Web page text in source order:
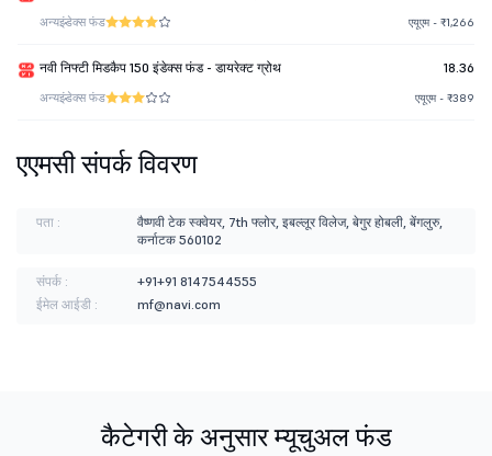
अन्यइंडेक्स फंड एयूएम - ₹1,266
नवी निफ्टी मिडकैप 150 इंडेक्स फंड - डायरेक्ट ग्रोथ 18.36
अन्यइंडेक्स फंड एयूएम - ₹389
एएमसी संपर्क विवरण
पता :
वैष्णवी टेक स्क्वेयर, 7th फ्लोर, इबल्लूर विलेज, बेगुर होबली, बेंगलुरु,
कर्नाटक 560102
संपर्क :
+91+91 8147544555
ईमेल आईडी :
mf@navi.com
कैटेगरी के अनुसार म्यूचुअल फंड